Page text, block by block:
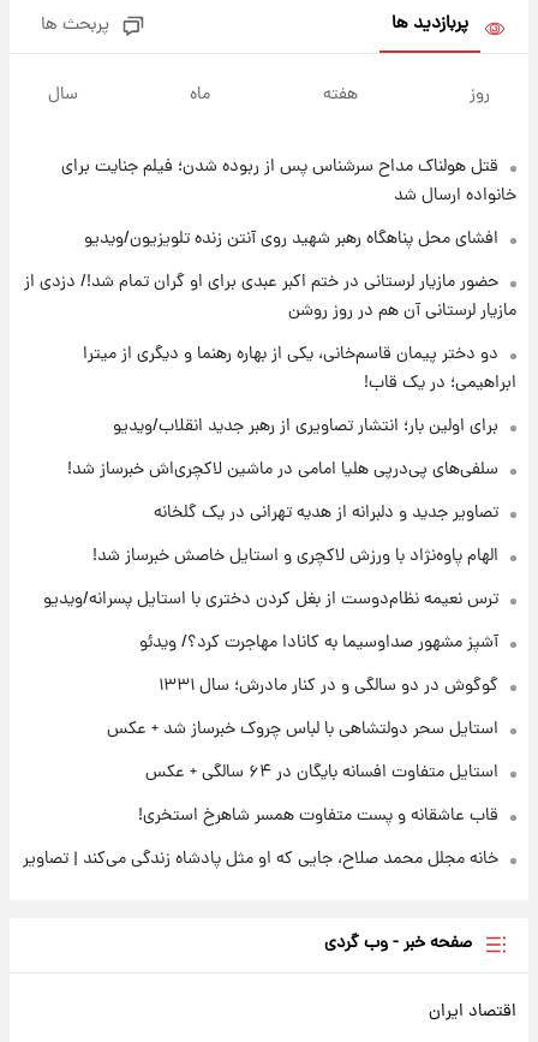
جهانی در آمریکا + فیلم
۱۹ ساعت پیش
۱۹ ساعت پیش
تصاویر عمامه بستن به شیوه خاتمی/ویدیو
افشای محل پناهگاه‌ رهبر شهید روی آنتن زنده
تلویزیون/ویدیو
۲۲ ساعت پیش
ثریا اسفندیاری بعد از طلاق و در دیدار با گروه
بیتلز
۲۲ ساعت پیش
ادعای جنجالی درباره اینفانتینو؛ اتهام پرداخت
پربازدید ها پربحث ها
روز هفته ماه سال
قتل هولناک مداح سرشناس پس از ربوده شدن؛ فیلم جنایت برای
خانواده ارسال شد
افشای محل پناهگاه‌ رهبر شهید روی آنتن زنده تلویزیون/ویدیو
حضور مازیار لرستانی در ختم اکبر عبدی برای او گران تمام شد!/ دزدی از
مازیار لرستانی آن هم در روز روشن
دو دختر پیمان قاسم‌خانی، یکی از بهاره رهنما و دیگری از میترا
ابراهیمی؛ در یک قاب!
برای اولین بار؛ انتشار تصاویری از رهبر جدید انقلاب/ویدیو
سلفی‌های پی‌درپی هلیا امامی در ماشین لاکچری‌اش خبرساز شد!
تصاویر جدید و دلبرانه از هدیه تهرانی در یک گلخانه
الهام پاوه‌نژاد با ورزش لاکچری و استایل خاصش خبرساز شد!
ترس نعیمه نظام‌دوست از بغل کردن دختری با استایل پسرانه/ویدیو
آشپز مشهور صداوسیما به کانادا مهاجرت کرد؟/ ویدئو
گوگوش در دو سالگی و در کنار مادرش؛ سال ۱۳۳۱
استایل سحر دولتشاهی با لباس چروک خبرساز شد + عکس
استایل متفاوت افسانه بایگان در ۶۴ سالگی + عکس
قاب عاشقانه و پست متفاوت همسر شاهرخ استخری!
خانه مجلل محمد صلاح، جایی که او مثل پادشاه زندگی می‌کند | تصاویر
صفحه خبر - وب گردی
اقتصاد ایران